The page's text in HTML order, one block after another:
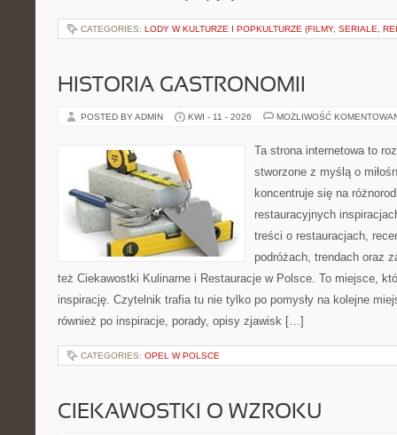
CATEGORIES: LODY W KULTURZE I POPKULTURZE (FILMY, SERIALE,
HISTORIA GASTRONOMII
POSTED BY ADMIN KWI - 11 - 2026 MOŻLIWOŚĆ
Ta strona internetowa to
stworzone z myślą o
koncentruje się na
restauracyjnych
treści o restauracjach,
podróżach, trendach oraz
też Ciekawostki Kulinarne i Restauracje w Polsce. To miejsce,
inspirację. Czytelnik trafia tu nie tylko po pomysły na kolejne
również po inspiracje, porady, opisy zjawisk […]
CATEGORIES: OPEL W POLSCE
CIEKAWOSTKI O WZROKU